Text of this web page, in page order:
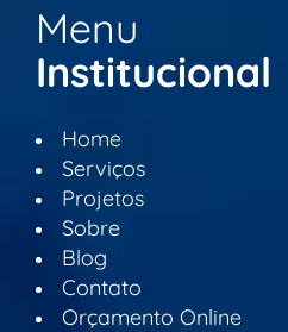
Menu
Institucional
Home
Serviços
Projetos
Sobre
Blog
Contato
Orçamento Online